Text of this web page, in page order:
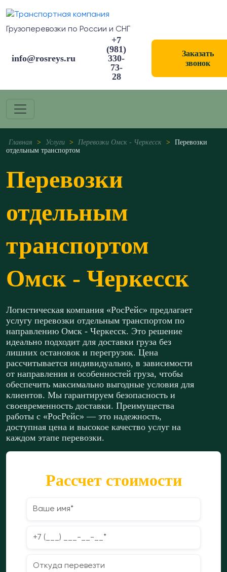
Грузоперевозки по России и СНГ
info@rosreys.ru
+7
(981)
330-
73-
28
Заказать
звонок
Главная > Услуги > Перевозки Омск - Черкесск >
Перевозки
отдельным транспортом
Перевозки
отдельным
транспортом
Омск - Черкесск
Логистическая компания «РосРейс» предлагает
услугу перевозки отдельным транспортом по
направлению Омск - Черкесск. Это решение
идеально подходит для доставки груза без
лишних остановок и перегрузок. Цена
рассчитывается индивидуально, в зависимости
от направления и особенностей груза, чтобы
обеспечить максимально выгодные условия для
клиентов. Мы гарантируем безопасность и
своевременность доставки. Преимущества
работы с «РосРейс» — это надежность,
доступная цена и высокое качество услуг на
каждом этапе перевозки.
Рассчет стоимости